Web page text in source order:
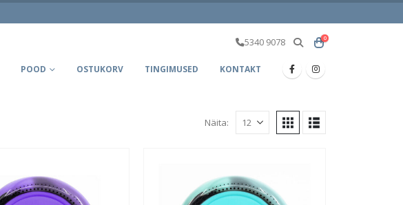
5340 9078 0
POOD OSTUKORV TINGIMUSED KONTAKT
Näita: